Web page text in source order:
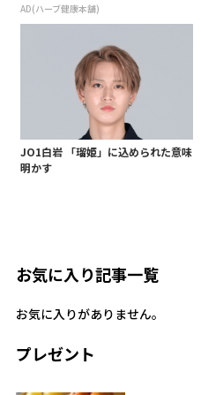
AD(ハーブ健康本舗)
JO1白岩 「瑠姫」に込められた意味
明かす
お気に入り記事一覧
お気に入りがありません。
プレゼント